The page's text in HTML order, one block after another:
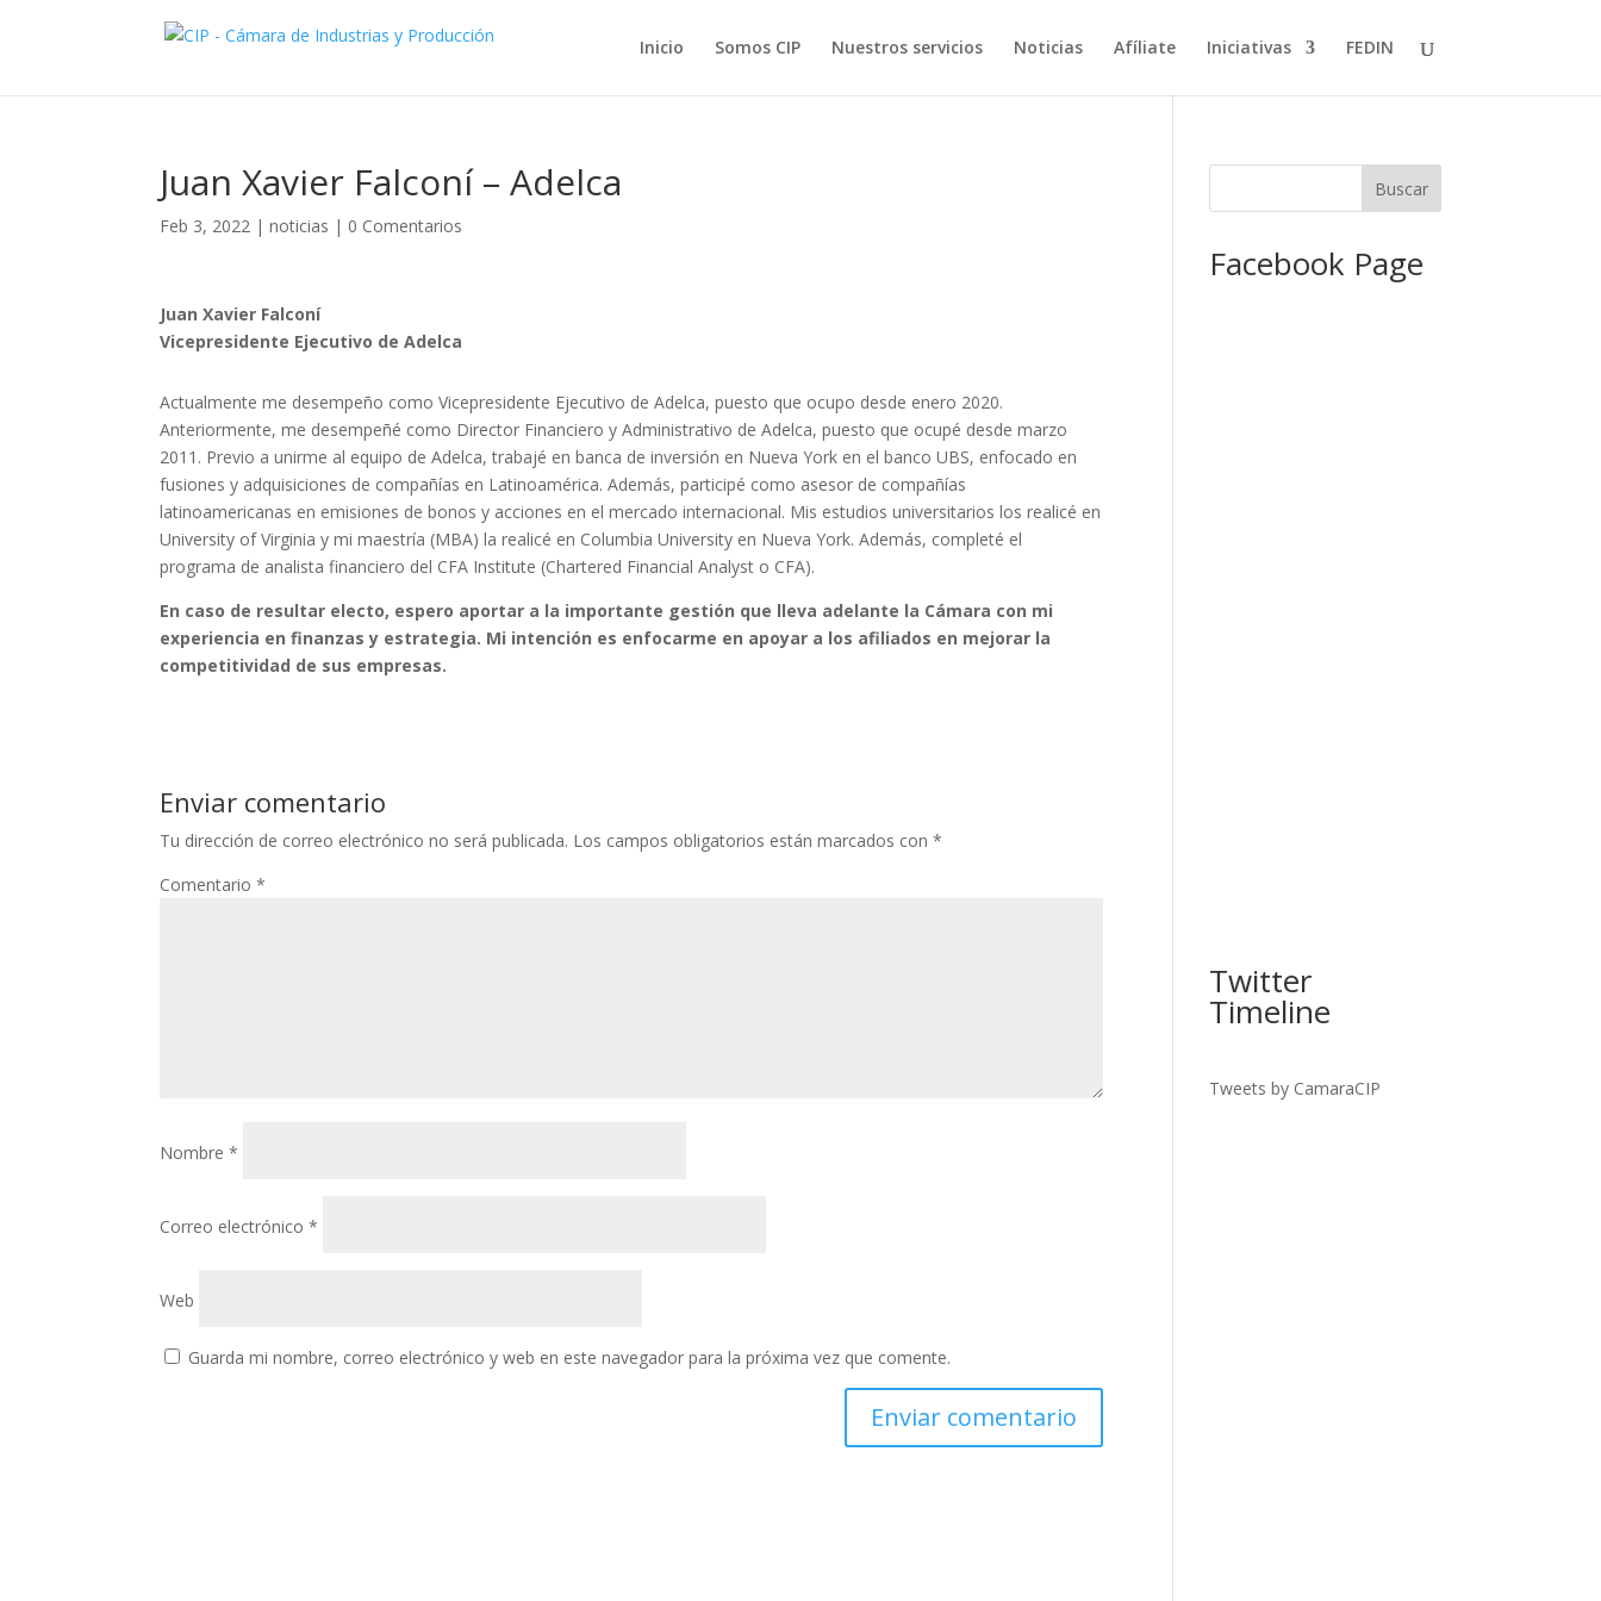
Inicio Somos CIP Nuestros servicios Noticias Afíliate Iniciativas FEDIN
Juan Xavier Falconí – Adelca
Feb 3, 2022 |noticias | 0 Comentarios
Juan Xavier Falconí
Vicepresidente Ejecutivo de Adelca
Actualmente me desempeño como Vicepresidente Ejecutivo de Adelca, puesto que ocupo desde enero 2020.
Anteriormente, me desempeñé como Director Financiero y Administrativo de Adelca, puesto que ocupé desde marzo
2011. Previo a unirme al equipo de Adelca, trabajé en banca de inversión en Nueva York en el banco UBS, enfocado en
fusiones y adquisiciones de compañías en Latinoamérica. Además, participé como asesor de compañías
latinoamericanas en emisiones de bonos y acciones en el mercado internacional. Mis estudios universitarios los realicé en
University of Virginia y mi maestría (MBA) la realicé en Columbia University en Nueva York. Además, completé el
programa de analista financiero del CFA Institute (Chartered Financial Analyst o CFA).
En caso de resultar electo, espero aportar a la importante gestión que lleva adelante la Cámara con mi
experiencia en finanzas y estrategia. Mi intención es enfocarme en apoyar a los afiliados en mejorar la
competitividad de sus empresas.
Enviar comentario
Tu dirección de correo electrónico no será publicada. Los campos obligatorios están marcados con*
Comentario*
Nombre*
Correo electrónico*
Web
Guarda mi nombre, correo electrónico y web en este navegador para la próxima vez que comente.
Facebook Page
Twitter
Timeline
Tweets by CamaraCIP